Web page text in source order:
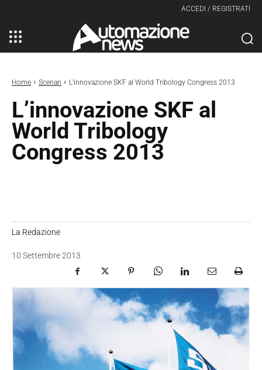
ACCEDI / REGISTRATI
Home Scenari L’innovazione SKF al World Tribology Congress 2013
L’innovazione SKF al
World Tribology
Congress 2013
La Redazione
10 Settembre 2013